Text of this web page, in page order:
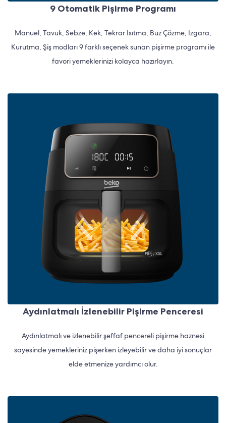
9 Otomatik Pişirme Programı
Manuel, Tavuk, Sebze, Kek, Tekrar Isıtma, Buz Çözme, Izgara,
Kurutma, Şiş modları 9 farklı seçenek sunan pişirme programı ile
favori yemeklerinizi kolayca hazırlayın.
Aydınlatmalı İzlenebilir Pişirme Penceresi
Aydınlatmalı ve izlenebilir şeffaf pencereli pişirme haznesi
sayesinde yemekleriniz pişerken izleyebilir ve daha iyi sonuçlar
elde etmenize yardımcı olur.